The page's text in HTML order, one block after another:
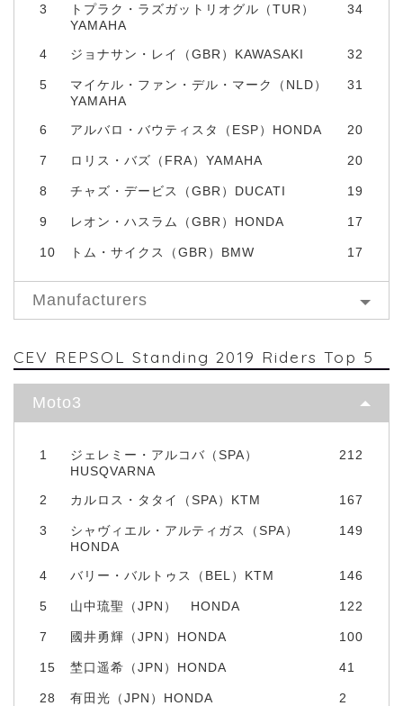
3
トプラク・ラズガットリオグル（TUR）
YAMAHA
34
4 ジョナサン・レイ（GBR）KAWASAKI 32
5
マイケル・ファン・デル・マーク（NLD）
YAMAHA
31
6 アルバロ・バウティスタ（ESP）HONDA 20
7 ロリス・バズ（FRA）YAMAHA 20
8 チャズ・デービス（GBR）DUCATI 19
9 レオン・ハスラム（GBR）HONDA 17
10 トム・サイクス（GBR）BMW 17
Manufacturers
CEV REPSOL Standing 2019 Riders Top 5
Moto3
1
ジェレミー・アルコバ（SPA）
HUSQVARNA
212
2 カルロス・タタイ（SPA）KTM 167
3
シャヴィエル・アルティガス（SPA）
HONDA
149
4 バリー・バルトゥス（BEL）KTM 146
5 山中琉聖（JPN） HONDA 122
7 國井勇輝（JPN）HONDA 100
15 埜口遥希（JPN）HONDA 41
28 有田光（JPN）HONDA 2